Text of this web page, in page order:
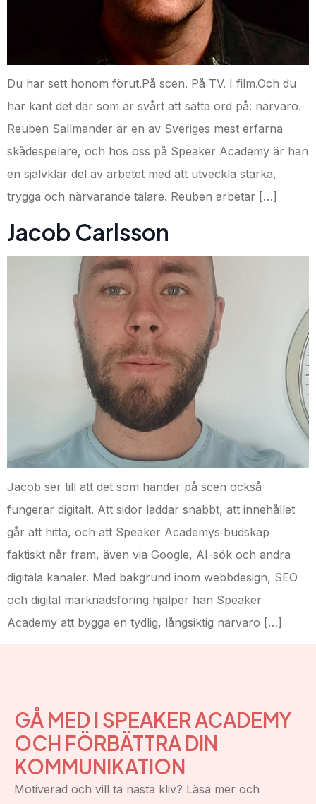
Du har sett honom förut.På scen. På TV. I film.Och du
har känt det där som är svårt att sätta ord på: närvaro.
Reuben Sallmander är en av Sveriges mest erfarna
skådespelare, och hos oss på Speaker Academy är han
en självklar del av arbetet med att utveckla starka,
trygga och närvarande talare. Reuben arbetar […]
Jacob Carlsson​
Jacob ser till att det som händer på scen också
fungerar digitalt. Att sidor laddar snabbt, att innehållet
går att hitta, och att Speaker Academys budskap
faktiskt når fram, även via Google, AI-sök och andra
digitala kanaler. Med bakgrund inom webbdesign, SEO
och digital marknadsföring hjälper han Speaker
Academy att bygga en tydlig, långsiktig närvaro […]
GÅ MED I SPEAKER ACADEMY
OCH FÖRBÄTTRA DIN
KOMMUNIKATION
Motiverad och vill ta nästa kliv? Läsa mer och